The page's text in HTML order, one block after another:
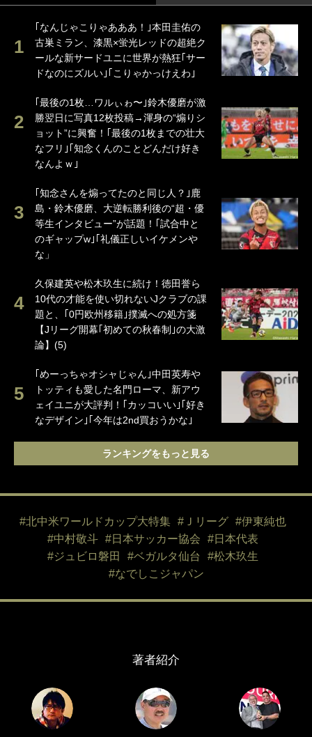
｢なんじゃこりゃあああ！｣本田圭佑の
古巣ミラン、漆黒×蛍光レッドの超絶ク
ールな新サードユニに世界が熱狂｢サー
ドなのにズルい｣｢こりゃかっけえわ｣
｢最後の1枚…ワルぃゎ〜｣鈴木優磨が激
勝翌日に写真12枚投稿→渾身の“煽りシ
ョット”に興奮！｢最後の1枚までの壮大
なフリ｣｢知念くんのことどんだけ好き
なんよｗ｣
｢知念さんを煽ってたのと同じ人？｣鹿
島・鈴木優磨、大逆転勝利後の“超・優
等生インタビュー”が話題！｢試合中と
のギャップw｣｢礼儀正しいイケメンや
な」
久保建英や松木玖生に続け！徳田誉ら
10代の才能を使い切れないJクラブの課
題と、｢0円欧州移籍｣撲滅への処方箋
【Jリーグ開幕｢初めての秋春制｣の大激
論】(5)
｢めーっちゃオシャじゃん｣中田英寿や
トッティも愛した名門ローマ、新アウ
ェイユニが大評判！｢カッコいい｣｢好き
なデザイン｣｢今年は2nd買おうかな｣
ランキングをもっと見る
#北中米ワールドカップ大特集 #Ｊリーグ
#伊東純也
#中村敬斗
#日本サッカー協会
#日本代表
#ジュビロ磐田
#ベガルタ仙台
#松木玖生
#なでしこジャパン
著者紹介